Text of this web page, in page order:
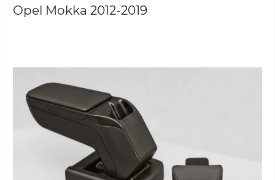
Opel Mokka 2012-2019